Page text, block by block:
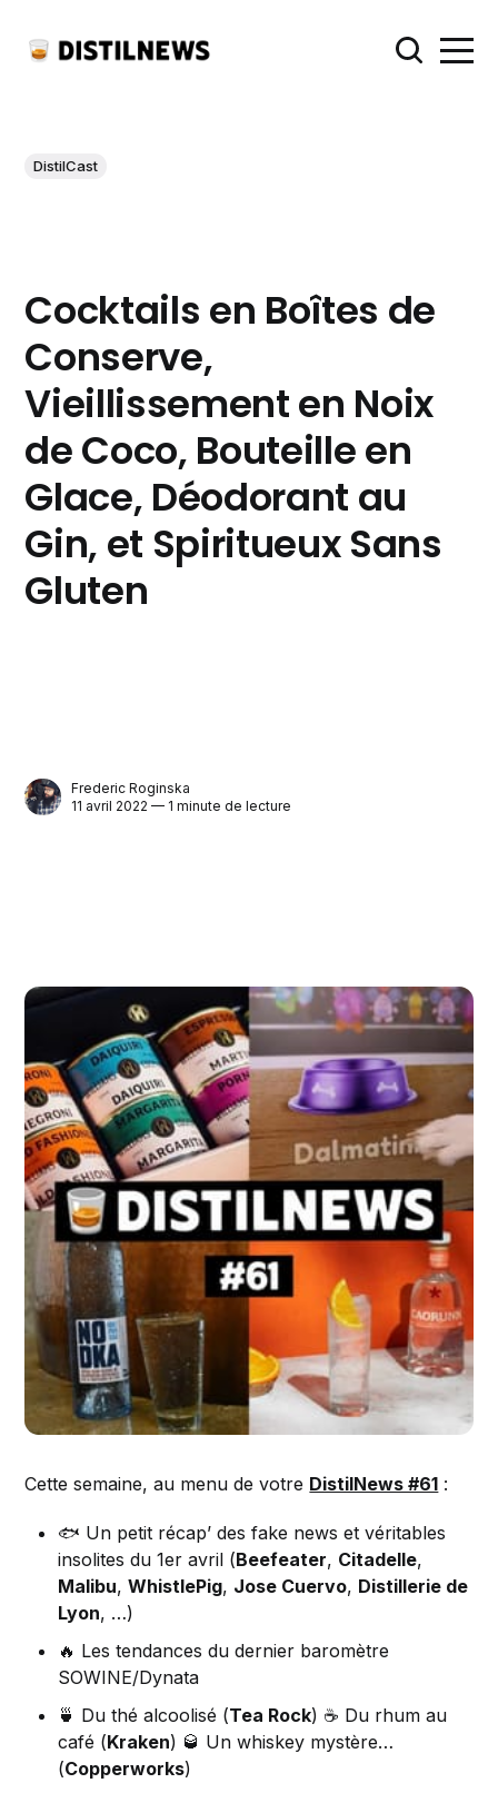
DistilCast
Cocktails en Boîtes de
Conserve,
Vieillissement en Noix
de Coco, Bouteille en
Glace, Déodorant au
Gin, et Spiritueux Sans
Gluten
Frederic Roginska
11 avril 2022 — 1 minute de lecture
Cette semaine, au menu de votre DistilNews #61 :
🐟 Un petit récap’ des fake news et véritables
insolites du 1er avril (Beefeater, Citadelle,
Malibu,WhistlePig, Jose Cuervo, Distillerie de
Lyon, …)
🔥 Les tendances du dernier baromètre
SOWINE/Dynata
🍵 Du thé alcoolisé (Tea Rock) ☕ Du rhum au
café (Kraken) 🥃 Un whiskey mystère…
(Copperworks)